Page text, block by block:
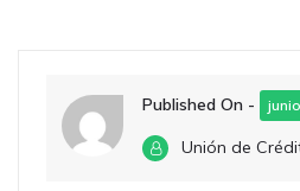
Published On -
Unión de